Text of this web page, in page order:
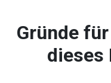
Gründe
dieses